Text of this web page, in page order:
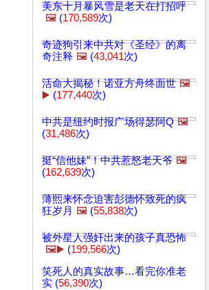
美东十月暴风雪是老天在打招呼
🖼️ (170,589次)
奇迹狗引来中共对《圣经》的离
奇注释 🖼️ (43,041次)
活命大揭秘！诺亚方舟终面世 🖼️
▶️ (177,440次)
中共是纽约时报广场得瑟阿Q 🖼️
(31,486次)
挺“信他妹”！中共惹怒老天爷 🖼️
(162,639次)
薄熙来怀念迫害彭德怀致死的疯
狂岁月 🖼️ (55,838次)
被外星人强奸出来的孩子真恐怖
🖼️▶️ (199,566次)
笑死人的真实故事…看完你准老
实 (56,390次)